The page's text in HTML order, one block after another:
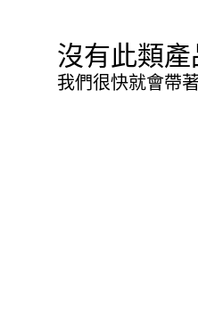
沒有此類產
我們很快就會帶